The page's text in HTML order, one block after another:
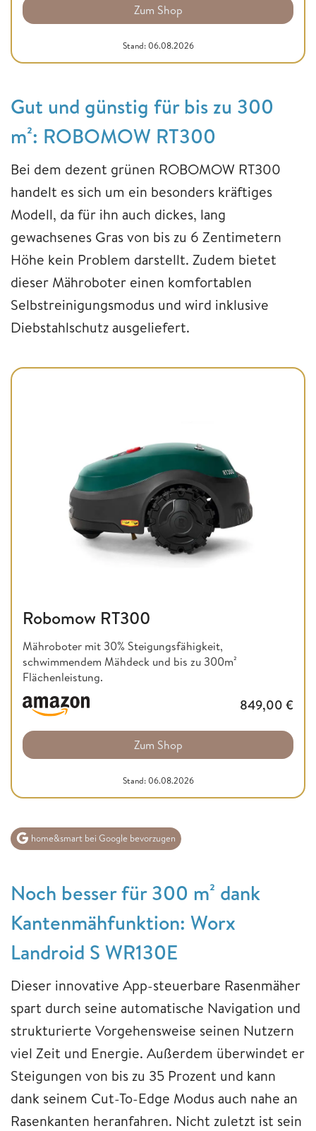
Zum Shop
Stand: 06.08.2026
Gut und günstig für bis zu 300
m²: ROBOMOW RT300
Bei dem dezent grünen ROBOMOW RT300
handelt es sich um ein besonders kräftiges
Modell, da für ihn auch dickes, lang
gewachsenes Gras von bis zu 6 Zentimetern
Höhe kein Problem darstellt. Zudem bietet
dieser Mähroboter einen komfortablen
Selbstreinigungsmodus und wird inklusive
Diebstahlschutz ausgeliefert.
Robomow RT300
Mähroboter mit 30% Steigungsfähigkeit,
schwimmendem Mähdeck und bis zu 300m²
Flächenleistung.
849,00 €
Zum Shop
Stand: 06.08.2026
home&smart bei Google bevorzugen
Noch besser für 300 m² dank
Kantenmähfunktion: Worx
Landroid S WR130E
Dieser innovative App-steuerbare Rasenmäher
spart durch seine automatische Navigation und
strukturierte Vorgehensweise seinen Nutzern
viel Zeit und Energie. Außerdem überwindet er
Steigungen von bis zu 35 Prozent und kann
dank seinem Cut-To-Edge Modus auch nahe an
Rasenkanten heranfahren. Nicht zuletzt ist sein